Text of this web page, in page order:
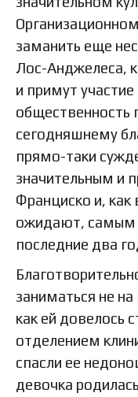
заманить еще
Лос-Анджелеса,
и примут
общественность
сегодняшнему
прямо-таки
значительным и
Франциско и, как
ожидают, самым
последние два
заниматься не
как ей довелось
отделением
спасли ее
девочка